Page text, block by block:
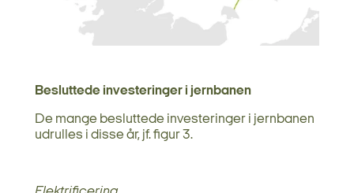
Besluttede investeringer i jernbanen
De mange besluttede investeringer i jernbanen
udrulles i disse år, jf. figur 3.